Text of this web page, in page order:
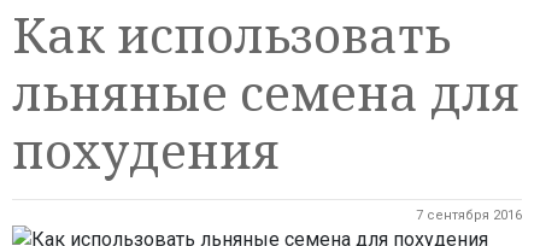
Как использовать
льняные семена для
похудения
7 сентября 2016